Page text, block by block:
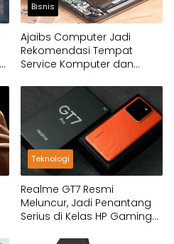
Bisnis
Ajaibs Computer Jadi
Rekomendasi Tempat
Service Komputer dan
Teknologi
Realme GT7 Resmi
Meluncur, Jadi Penantang
Serius di Kelas HP Gaming